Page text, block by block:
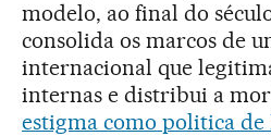
modelo, ao final do
consolida os marcos de
internacional que
internas e distribui a
estigma como politica de